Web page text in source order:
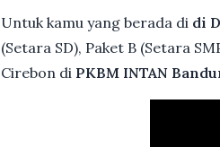
Untuk kamu yang berada di di
(Setara SD), Paket B (Setara
Cirebon di PKBM INTAN